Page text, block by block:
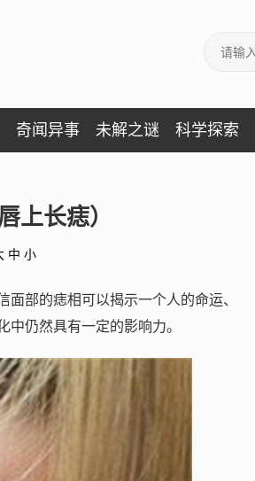
奇闻异事 未解之谜 科学探索
上长痣）
中 小
面部的痣相可以揭示一个人的命运、
仍然具有一定的影响力。